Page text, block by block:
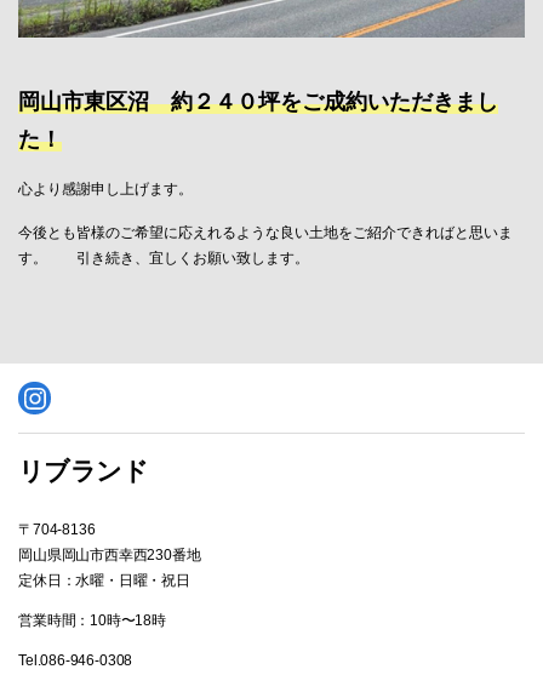
岡山市東区沼 約２４０坪をご成約いただきまし
た！
心より感謝申し上げます。
今後とも皆様のご希望に応えれるような良い土地をご紹介できればと思いま
す。 引き続き、宜しくお願い致します。
Instagram
リブランド
〒704-8136
岡山県岡山市西幸西230番地
定休日：水曜・日曜・祝日
営業時間：10時〜18時
Tel.086-946-0308